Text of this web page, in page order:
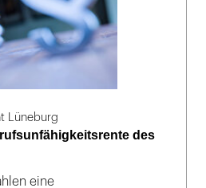
Lüneburg
des
eine